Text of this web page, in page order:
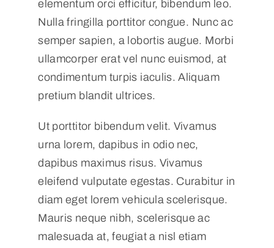
elementum orci efficitur, bibendum leo.
Nulla fringilla porttitor congue. Nunc ac
semper sapien, a lobortis augue. Morbi
ullamcorper erat vel nunc euismod, at
condimentum turpis iaculis. Aliquam
pretium blandit ultrices.
Ut porttitor bibendum velit. Vivamus
urna lorem, dapibus in odio nec,
dapibus maximus risus. Vivamus
eleifend vulputate egestas. Curabitur in
diam eget lorem vehicula scelerisque.
Mauris neque nibh, scelerisque ac
malesuada at, feugiat a nisl etiam